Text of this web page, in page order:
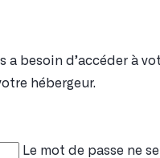
a besoin d’accéder à
hébergeur.
Le mot de passe ne